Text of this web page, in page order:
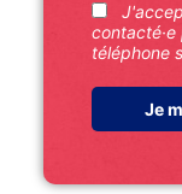
téléphone